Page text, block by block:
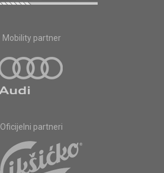
Mobility partner
Oficijelni partneri